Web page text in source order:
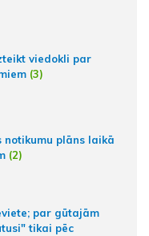
viedokli par
(3)
notikumu plāns laikā
(2)
par gūtajām
tikai pēc